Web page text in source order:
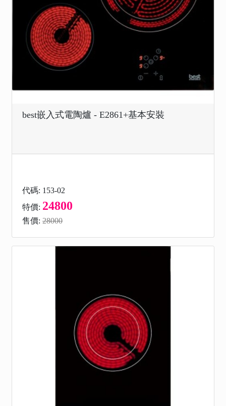
best嵌入式電陶爐 - E2861+基本安裝
代碼: 153-02
特價: 24800
售價: 28000